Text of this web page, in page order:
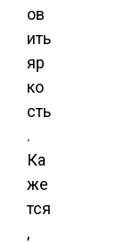
ов
ить
яр
ко
сть
.
Ка
же
тся
,